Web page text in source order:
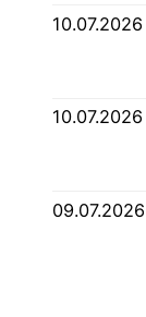
10.07.2026
10.07.2026
09.07.2026